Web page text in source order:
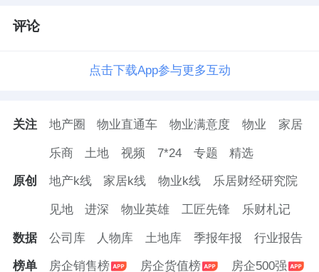
评论
点击下载App参与更多互动
关注 地产圈 物业直通车 物业满意度 物业 家居
乐商 土地 视频 7*24 专题 精选
原创 地产k线 家居k线 物业k线 乐居财经研究院
见地 进深 物业英雄 工匠先锋 乐财札记
数据 公司库 人物库 土地库 季报年报 行业报告
榜单 房企销售榜 房企货值榜 房企500强